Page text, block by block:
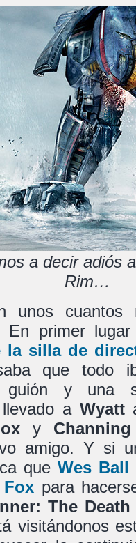
a decir adiós
Rim…
unos cuantos
En primer
la silla de
que todo
y una
a Wyatt
y
amigo. Y si
que Wes Ball
para
The Death
visitándonos